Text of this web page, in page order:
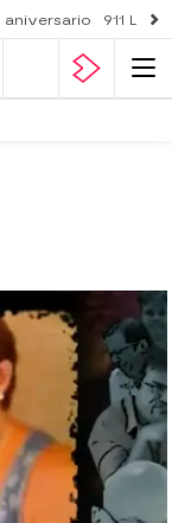
aniversario 911